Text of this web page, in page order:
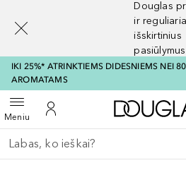
Douglas
ir
išskirtinius
nuolaidas
IKI 25%* ATRINKTIEMS DIDESNIEMS NEI
AROMATAMS
MeniuAtidaryti meniuĮ mano paskyrą
Grįžk atgal
Vykdykite paiešką
[navigation.slideout.screenreader]